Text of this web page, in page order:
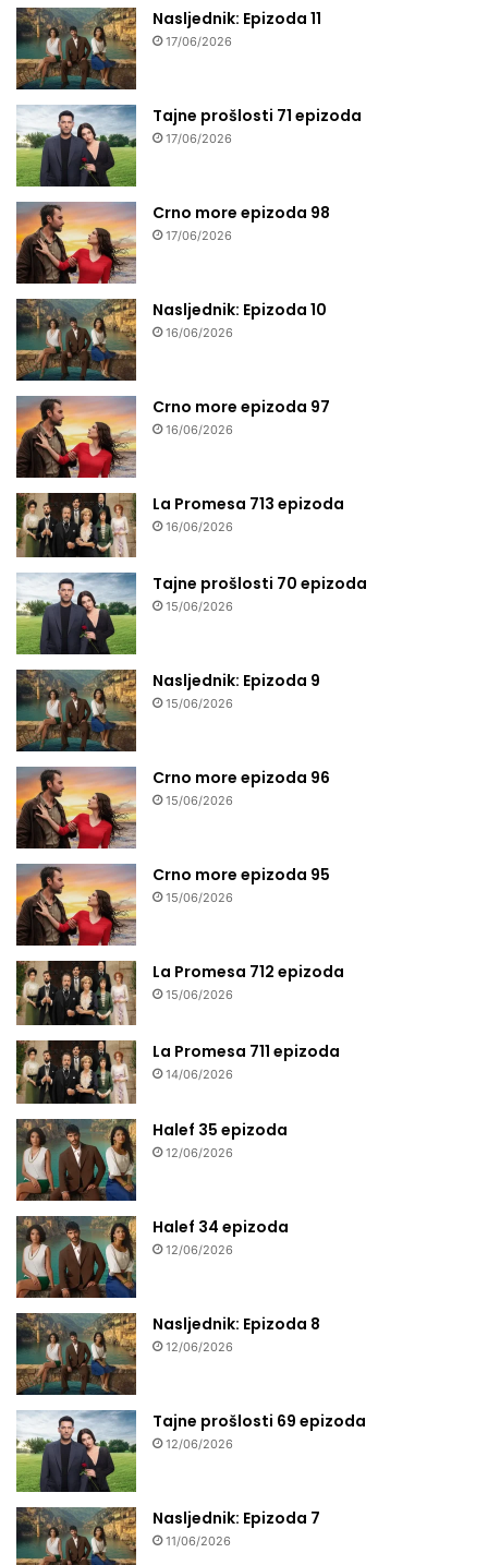
Nasljednik: Epizoda 11
17/06/2026
Tajne prošlosti 71 epizoda
17/06/2026
Crno more epizoda 98
17/06/2026
Nasljednik: Epizoda 10
16/06/2026
Crno more epizoda 97
16/06/2026
La Promesa 713 epizoda
16/06/2026
Tajne prošlosti 70 epizoda
15/06/2026
Nasljednik: Epizoda 9
15/06/2026
Crno more epizoda 96
15/06/2026
Crno more epizoda 95
15/06/2026
La Promesa 712 epizoda
15/06/2026
La Promesa 711 epizoda
14/06/2026
Halef 35 epizoda
12/06/2026
Halef 34 epizoda
12/06/2026
Nasljednik: Epizoda 8
12/06/2026
Tajne prošlosti 69 epizoda
12/06/2026
Nasljednik: Epizoda 7
11/06/2026